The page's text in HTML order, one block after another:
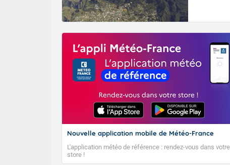
systèmes
déplaçant
les conditions
centre et l’est
reste modéré.
pas encore
Il s’agit là du
vers
passage définitif
Nouvelle application mobile de Météo-France
L'application météo de référence : rendez-vous dans votre
store !